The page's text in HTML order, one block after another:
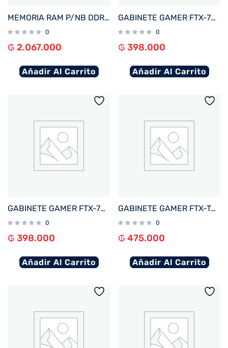
MEMORIA RAM P/NB DDR5 16GB 6400 KINGSTON FURY IMPACT BK KF564S38IB-16
0
₲ 2.067.000
Añadir Al Carrito
GABINETE GAMER FTX-702WH VIDRIO TEMPLADO MATX/MITX BLANCO
0
₲ 398.000
Añadir Al Carrito
GABINETE GAMER FTX-702BK VIDRIO TEMPLADO MATX/MITX NEGRO
0
₲ 398.000
Añadir Al Carrito
GABINETE GAMER FTX-TANKWH VIDRIO TEMPLADO AQUARIO ATX/MATX/MITX BLANCO
0
₲ 475.000
Añadir Al Carrito